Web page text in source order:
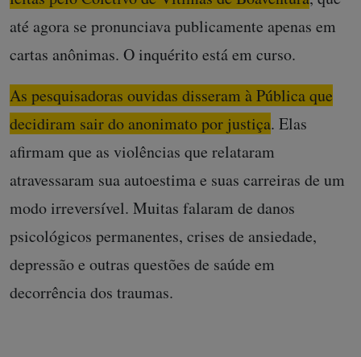
até agora se pronunciava publicamente apenas em
cartas anônimas. O inquérito está em curso.
As pesquisadoras ouvidas disseram à Pública que
decidiram sair do anonimato por justiça. Elas
afirmam que as violências que relataram
atravessaram sua autoestima e suas carreiras de um
modo irreversível. Muitas falaram de danos
psicológicos permanentes, crises de ansiedade,
depressão e outras questões de saúde em
decorrência dos traumas.